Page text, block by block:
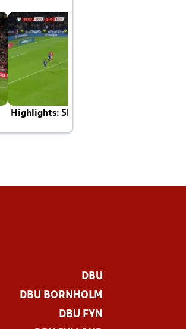
Highlights: Skotland - Danmark 4-2
DBU
DBU BORNHOLM
DBU FYN